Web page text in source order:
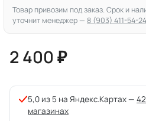
Товар привозим под заказ. Срок и
уточнит менеджер — 8 (903) 411-54-24
2 400 ₽
5,0 из 5 на Яндекс.Картах —
магазинах